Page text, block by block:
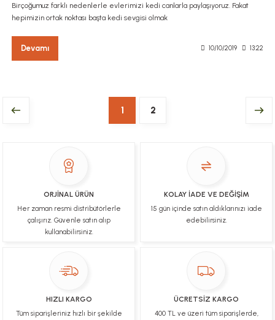
Birçoğumuz farklı nedenlerle evlerimizi kedi canlarla paylaşıyoruz. Fakat
hepimizin ortak noktası başta kedi sevgisi olmak
Devamı 10/10/2019 13:22
1 2
ORJİNAL ÜRÜN
Her zaman resmi distribütörlerle
çalışırız. Güvenle satın alıp
kullanabilirsiniz.
KOLAY İADE VE DEĞİŞİM
15 gün içinde satın aldıklarınızı iade
edebilirsiniz.
HIZLI KARGO
Tüm siparişleriniz hızlı bir şekilde
ÜCRETSİZ KARGO
400 TL ve üzeri tüm siparişlerde,